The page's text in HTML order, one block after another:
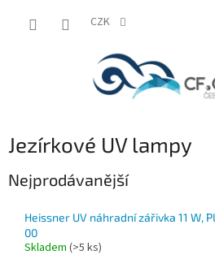
CZK
Jezírkové UV lampy
Nejprodávanější
Heissner UV náhradní zářivka 11 W,
00
Skladem (>5 ks)